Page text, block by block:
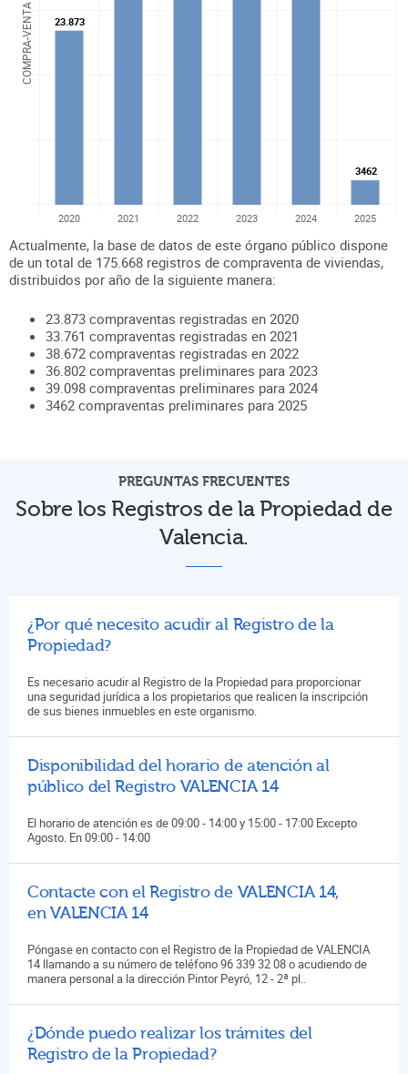
COMPRA-VENTA 23.873
23.873
3462
3462
2020 2021 2022 2023 2024 2025
Actualmente, la base de datos de este órgano público dispone
de un total de 175.668 registros de compraventa de viviendas,
distribuidos por año de la siguiente manera:
23.873 compraventas registradas en 2020
33.761 compraventas registradas en 2021
38.672 compraventas registradas en 2022
36.802 compraventas preliminares para 2023
39.098 compraventas preliminares para 2024
3462 compraventas preliminares para 2025
PREGUNTAS FRECUENTES
Sobre los Registros de la Propiedad de
Valencia.
¿Por qué necesito acudir al Registro de la
Propiedad?
Es necesario acudir al Registro de la Propiedad para proporcionar
una seguridad jurídica a los propietarios que realicen la inscripción
de sus bienes inmuebles en este organismo.
Disponibilidad del horario de atención al
público del Registro VALENCIA 14
El horario de atención es de 09:00 - 14:00 y 15:00 - 17:00 Excepto
Agosto. En 09:00 - 14:00
Contacte con el Registro de VALENCIA 14,
en VALENCIA 14
Póngase en contacto con el Registro de la Propiedad de VALENCIA
14 llamando a su número de teléfono 96 339 32 08 o acudiendo de
manera personal a la dirección Pintor Peyró, 12 - 2ª pl..
¿Dónde puedo realizar los trámites del
Registro de la Propiedad?